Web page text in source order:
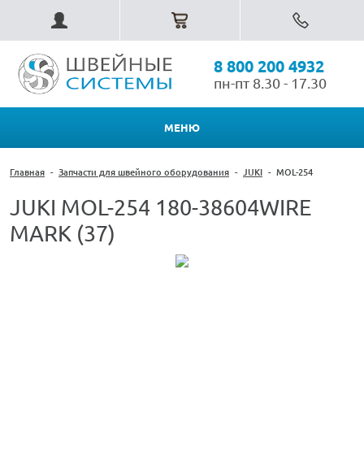
8 800 200 4932
пн-пт 8.30 - 17.30
МЕНЮ
Главная - Запчасти для швейного оборудования - JUKI - MOL-254
JUKI MOL-254 180-38604WIRE
MARK (37)